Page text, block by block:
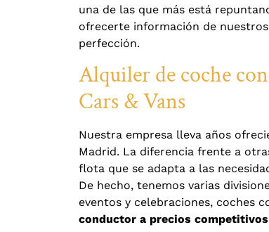
una de las que más está
ofrecerte información de
perfección.
Alquiler de coche
Cars & Vans
Nuestra empresa lleva años
Madrid. La diferencia frente a
flota que se adapta a las
De hecho, tenemos varias
eventos y celebraciones, coches
conductor a precios competitivos